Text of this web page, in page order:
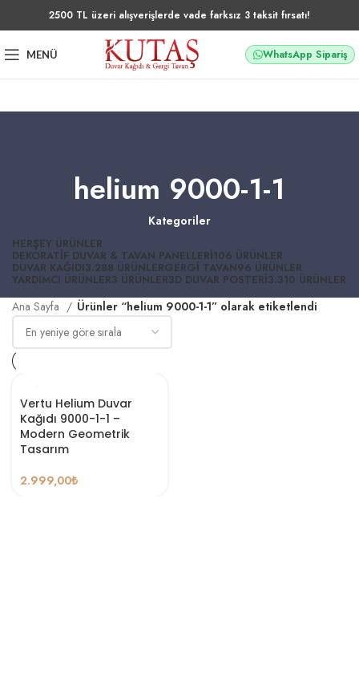
2500 TL üzeri alışverişlerde vade farksız 3 taksit fırsatı!
MENÜ WhatsApp Sipariş
helium 9000-1-1
Kategoriler
HERŞEY ÜRÜNLER
DEKORATIF DUVAR & TAVAN PANELLERI106 ÜRÜNLER
DUVAR KAĞIDI3.288 ÜRÜNLERGERGI TAVAN96 ÜRÜNLER
YARDIMCI ÜRÜNLER3 ÜRÜNLER3D DUVAR POSTERI3.310 ÜRÜNLER
Ana Sayfa Ürünler “helium 9000-1-1” olarak etiketlendi
Vertu Helium Duvar
Kağıdı 9000-1-1 –
Modern Geometrik
Tasarım
2.999,00₺